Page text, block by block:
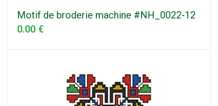
Motif de broderie machine #NH_0022-12
0.00 €